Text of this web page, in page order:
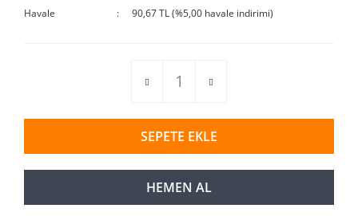
Havale
90,67 TL (%5,00 havale indirimi)
SEPETE EKLE
HEMEN AL